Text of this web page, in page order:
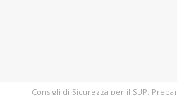
Consigli di Sicurezza per il SUP: